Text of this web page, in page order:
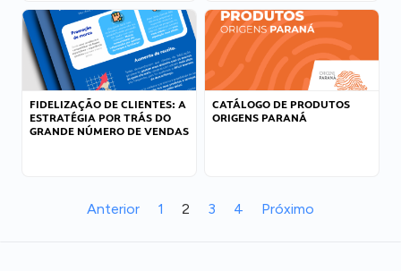
FIDELIZAÇÃO DE CLIENTES: A
ESTRATÉGIA POR TRÁS DO
GRANDE NÚMERO DE VENDAS
CATÁLOGO DE PRODUTOS
ORIGENS PARANÁ
Anterior 1 2 3 4 Próximo